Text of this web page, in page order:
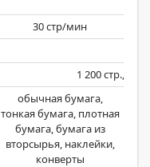
30 стр/мин
1 200 стр., 2
обычная бумага,
тонкая бумага, плотная
бумага, бумага из
вторсырья, наклейки,
конверты